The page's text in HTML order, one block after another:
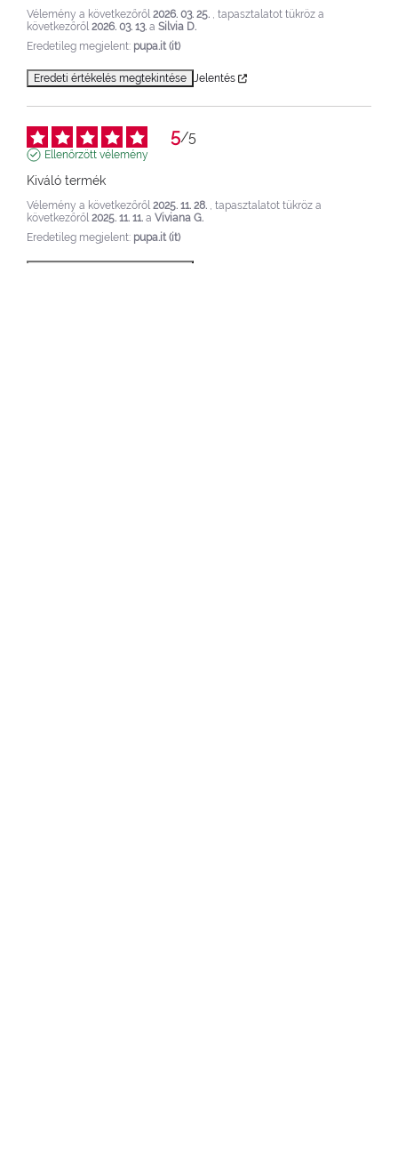
Vélemény a következőről 2026. 03. 25. , tapasztalatot tükröz a
következőről 2026. 03. 13. a Silvia D.
Eredetileg megjelent: pupa.it (it)
Eredeti értékelés megtekintése Jelentés
5/5
Ellenőrzött vélemény
Kiváló termék
Vélemény a következőről 2025. 11. 28. , tapasztalatot tükröz a
következőről 2025. 11. 11. a Viviana G.
Eredetileg megjelent: pupa.it (it)